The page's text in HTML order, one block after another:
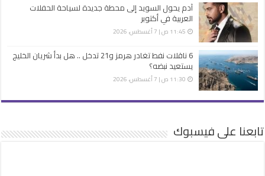
آدم يحول السويد إلى محطة جديدة لسياحة الحفلات
العربية في أكتوبر
11:45 ص | 7 أغسطس، 2026
6 ناقلات نفط تغادر هرمز و21 تدخل .. هل بدأ شريان الخليج
يستعيد نبضه؟
11:30 ص | 7 أغسطس، 2026
تابعنا على فيسبوك